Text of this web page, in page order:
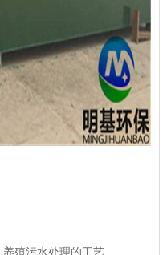
养殖污水处理的工艺